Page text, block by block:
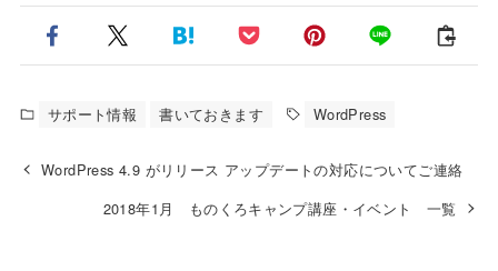
サポート情報 書いておきます WordPress
WordPress 4.9 がリリース アップデートの対応についてご連絡
2018年1月 ものくろキャンプ講座・イベント 一覧